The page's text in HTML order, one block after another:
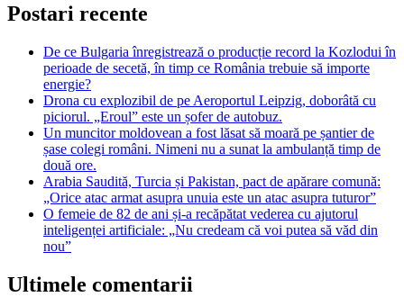
Postari recente
De ce Bulgaria înregistrează o producție record la Kozlodui în
perioade de secetă, în timp ce România trebuie să importe
energie?
Drona cu explozibil de pe Aeroportul Leipzig, doborâtă cu
piciorul. „Eroul” este un șofer de autobuz.
Un muncitor moldovean a fost lăsat să moară pe șantier de
șase colegi români. Nimeni nu a sunat la ambulanță timp de
două ore.
Arabia Saudită, Turcia și Pakistan, pact de apărare comună:
„Orice atac armat asupra unuia este un atac asupra tuturor”
O femeie de 82 de ani și-a recăpătat vederea cu ajutorul
inteligenței artificiale: „Nu credeam că voi putea să văd din
nou”
Ultimele comentarii